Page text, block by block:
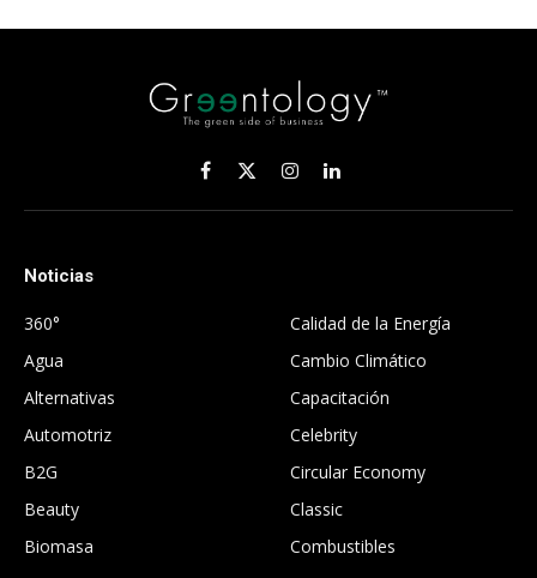
Facebook
X
(Twitter)
InstagramLinkedIn
Noticias
360°
Agua
Alternativas
Automotriz
B2G
Beauty
Biomasa
Calidad de la Energía
Cambio Climático
Capacitación
Celebrity
Circular Economy
Classic
Combustibles